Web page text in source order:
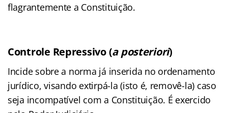
flagrantemente a Constituição.
Controle Repressivo (a posteriori)
Incide sobre a norma já inserida no ordenamento
jurídico, visando extirpá-la (isto é, removê-la) caso
seja incompatível com a Constituição. É exercido